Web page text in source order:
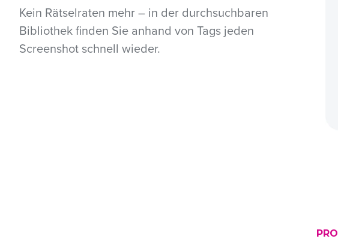
Kein Rätselraten mehr – in der durchsuchbaren
Bibliothek finden Sie anhand von Tags jeden
Screenshot schnell wieder.